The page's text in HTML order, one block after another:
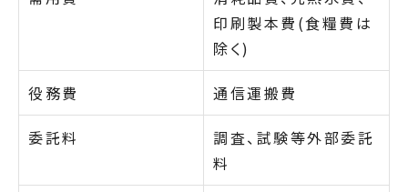
印刷製本費(食糧費は
除く)
役務費 通信運搬費
委託料
調査、試験等外部委託
料